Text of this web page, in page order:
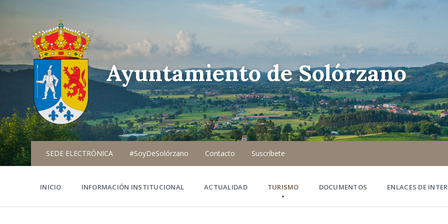
Ayuntamiento de Solórzano
SEDE ELECTRÓNICA #SoyDeSolórzano Contacto Suscríbete
INICIO INFORMACIÓN INSTITUCIONAL ACTUALIDAD TURISMO DOCUMENTOS ENLACES DE